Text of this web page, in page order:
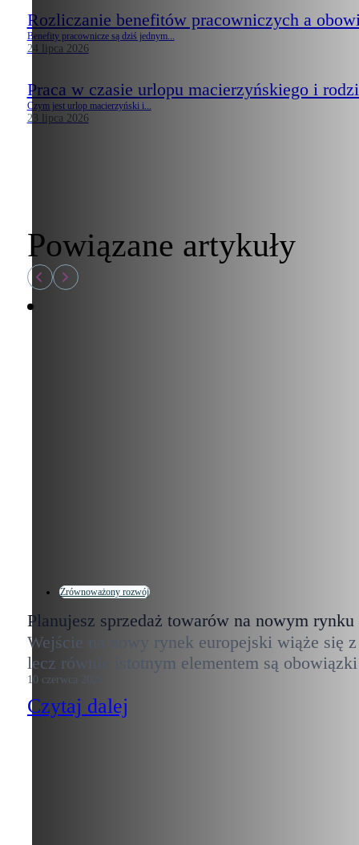
Rozliczanie benefitów pracowniczych a
Benefity pracownicze są dziś jednym...
24 lipca 2026
Praca w czasie urlopu macierzyńskiego i
Czym jest urlop macierzyński i...
23 lipca 2026
Powiązane artykuły
Zrównoważony rozwój
Planujesz sprzedaż towarów na nowym
Wejście na nowy rynek europejski wiąże
lecz równie istotnym elementem są
10 czerwca 2026
Czytaj dalej